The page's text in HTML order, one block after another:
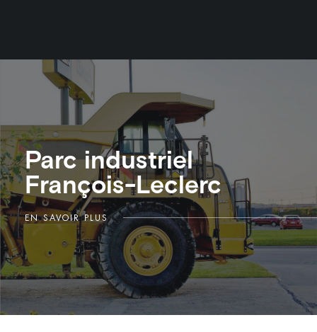
Parc industriel
François-Leclerc
EN SAVOIR PLUS